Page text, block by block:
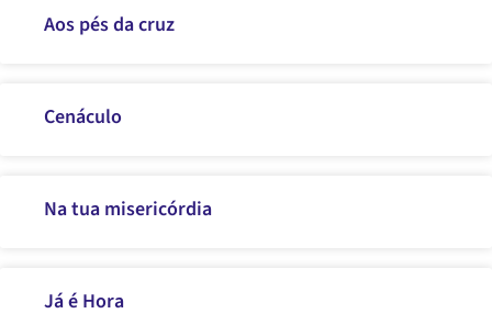
Aos pés da cruz
Cenáculo
Na tua misericórdia
Já é Hora